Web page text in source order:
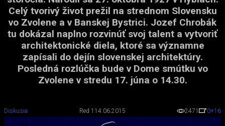
Celý tvorivý život prežil na strednom Slovensku
vo Zvolene a v Banskej Bystrici. Jozef Chrobák
tu dokázal naplno rozvinúť svoj talent a vytvoriť
architektonické diela, ktoré sa významne
zapísali do dejín slovenskej architektúry.
Posledná rozlúčka bude v Dome smútku vo
Zvolene v stredu 17. júna o 14.30.
Diskusia Red 1 14.06.2015 2471 0+16